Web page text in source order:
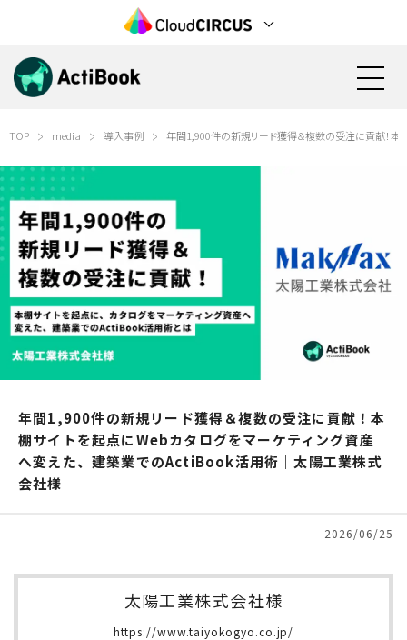
機能
料金
活用方法
見込み顧客の育成(マーケティング)
資料の一元管理
仕様・料金をチェック！
導入事例
フリープラン
コラム・セミナー
TOP media 導入事例 年間1,900件の新規リード獲得＆複数の受注に貢献！本
年間1,900件の新規リード獲得＆複数の受注に貢献！本
棚サイトを起点にWebカタログをマーケティング資産
へ変えた、建築業でのActiBook活用術｜太陽工業株式
会社様
2026/06/25
太陽工業株式会社様
https://www.taiyokogyo.co.jp/